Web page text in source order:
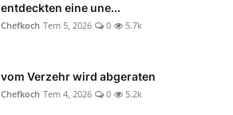
entdeckten eine une...
Chefkoch Tem 5, 2026 0 5.7k
vom Verzehr wird abgeraten
Chefkoch Tem 4, 2026 0 5.2k